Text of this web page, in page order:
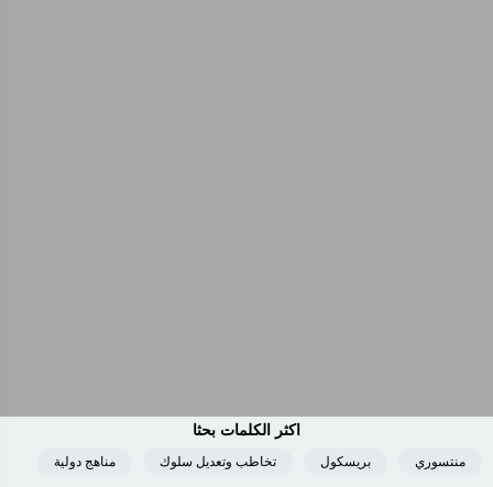
اكثر الكلمات بحثا
منتسوري بريسكول تخاطب وتعديل سلوك مناهج دولية